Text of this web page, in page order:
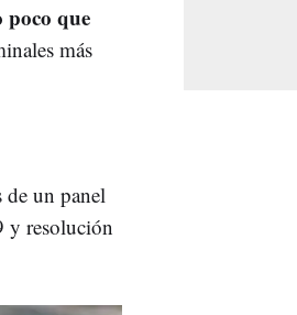
poco que
más
un panel
y resolución